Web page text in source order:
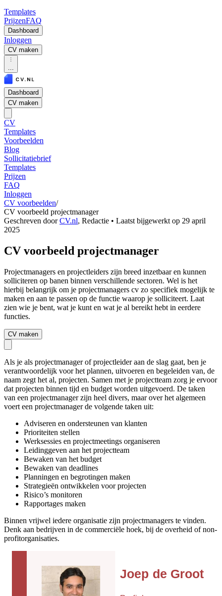
Templates
PrijzenFAQ
Dashboard
Inloggen
CV maken
...
Dashboard
CV maken
CV
Templates
Voorbeelden
Blog
Sollicitatiebrief
Templates
Prijzen
FAQ
Inloggen
CV voorbeelden/
CV voorbeeld projectmanager
Geschreven doorCV.nl, Redactie • Laatst bijgewerkt op 29 april
2025
CV voorbeeld projectmanager
Projectmanagers en projectleiders zijn breed inzetbaar en kunnen
solliciteren op banen binnen verschillende sectoren. Wel is het
hierbij belangrijk om je projectmanagers cv zo specifiek mogelijk te
maken en aan te passen op de functie waarop je solliciteert. Laat
zien wie je bent, wat je kunt en wat je al bereikt hebt in eerdere
functies.
CV maken
Als je als projectmanager of projectleider aan de slag gaat, ben je
verantwoordelijk voor het plannen, uitvoeren en begeleiden van, de
naam zegt het al, projecten. Samen met je projectteam zorg je ervoor
dat projecten binnen tijd en budget worden uitgevoerd. De taken
van een projectmanager zijn heel divers, maar over het algemeen
voert een projectmanager de volgende taken uit:
Adviseren en ondersteunen van klanten
Prioriteiten stellen
Werksessies en projectmeetings organiseren
Leidinggeven aan het projectteam
Bewaken van het budget
Bewaken van deadlines
Planningen en begrotingen maken
Strategieën ontwikkelen voor projecten
Risico’s monitoren
Rapportages maken
Binnen vrijwel iedere organisatie zijn projectmanagers te vinden.
Denk aan bedrijven in de commerciële hoek, bij de overheid of non-
profitorganisaties.